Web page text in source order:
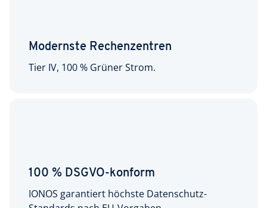
Modernste Rechenzentren
Tier IV, 100 % Grüner Strom.
100 % DSGVO-konform
IONOS garantiert höchste Datenschutz-